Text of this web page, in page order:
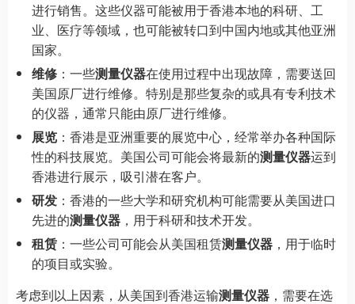
进行销售。这些仪器可能被用于香港本地的科研、工
业、医疗等领域，也可能被转口到中国内地或其他亚洲
国家。
维修 ：一些测量仪器在使用过程中出现故障，需要送回
美国原厂进行维修。特别是那些复杂的或具有专利技术
的仪器，通常只能由原厂进行维修。
展览 ：香港是亚洲重要的展览中心，经常举办各种国际
性的科技展览。美国公司可能会将最新的测量仪器运到
香港进行展示，吸引潜在客户。
研发 ：香港的一些大学和研究机构可能需要从美国进口
先进的测量仪器 ，用于科研和技术开发。
租赁 ：一些公司可能会从美国租赁测量仪器 ，用于临时
的项目或实验。
考虑到以上因素，从美国到香港运输测量仪器 ，需要在选